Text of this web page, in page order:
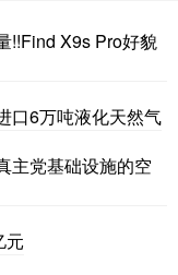
!!Find X9s Pro好貌
口6万吨液化天然气
主党基础设施的空
元